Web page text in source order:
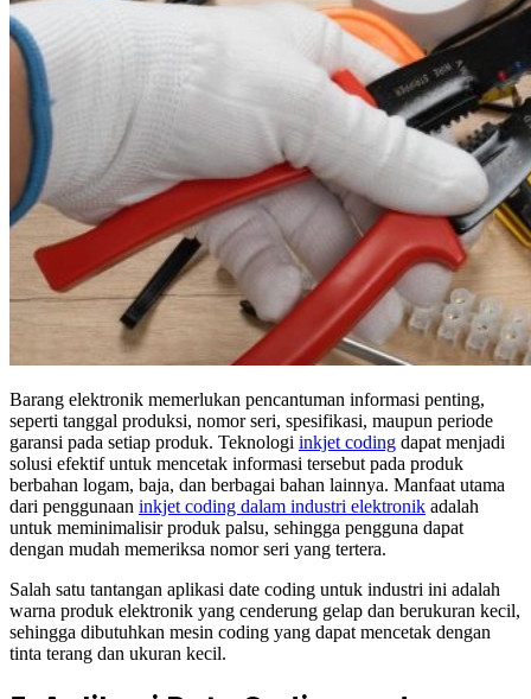
Barang elektronik memerlukan pencantuman informasi penting,
seperti tanggal produksi, nomor seri, spesifikasi, maupun periode
garansi pada setiap produk. Teknologi inkjet coding dapat menjadi
solusi efektif untuk mencetak informasi tersebut pada produk
berbahan logam, baja, dan berbagai bahan lainnya. Manfaat utama
dari penggunaan inkjet coding dalam industri elektronik adalah
untuk meminimalisir produk palsu, sehingga pengguna dapat
dengan mudah memeriksa nomor seri yang tertera.
Salah satu tantangan aplikasi date coding untuk industri ini adalah
warna produk elektronik yang cenderung gelap dan berukuran kecil,
sehingga dibutuhkan mesin coding yang dapat mencetak dengan
tinta terang dan ukuran kecil.